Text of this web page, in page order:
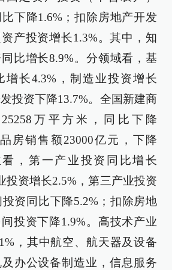
下降1.6%；扣除房地产开发
产投资增长1.3%。其中，知
比增长8.9%。分领域看，基
增长4.3%，制造业投资增长
投资下降13.7%。全国新建商
万平方米，同比下降
房销售额23000亿元，下降
看，第一产业投资同比增长
投资增长2.5%，第三产业投资
资同比下降5.2%；扣除房地
投资下降1.9%。高技术产业
，其中航空、航天器及设备
办公设备制造业，信息服务